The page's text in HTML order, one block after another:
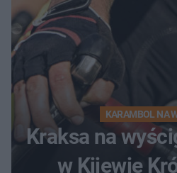
KARAMBOL NA
Kraksa na
w Kijewie